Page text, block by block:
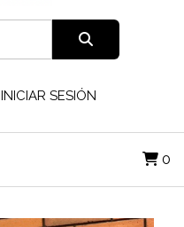
INICIAR SESIÓN
0